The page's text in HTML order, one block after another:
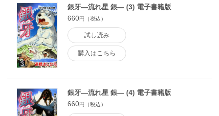
銀牙―流れ星 銀― (3) 電子書籍版
660円（税込）
試し読み
購入はこちら
銀牙―流れ星 銀― (4) 電子書籍版
660円（税込）